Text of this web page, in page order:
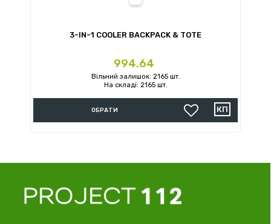
3-IN-1 COOLER BACKPACK & TOTE
Ціна
994.64
Вільний залишок: 2165 шт.
На складі: 2165 шт.
ОБРАТИ